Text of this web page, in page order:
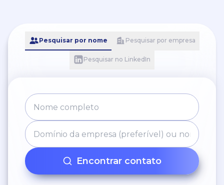
Pesquisar por nome Pesquisar por empresa
Pesquisar no LinkedIn
Encontrar contato